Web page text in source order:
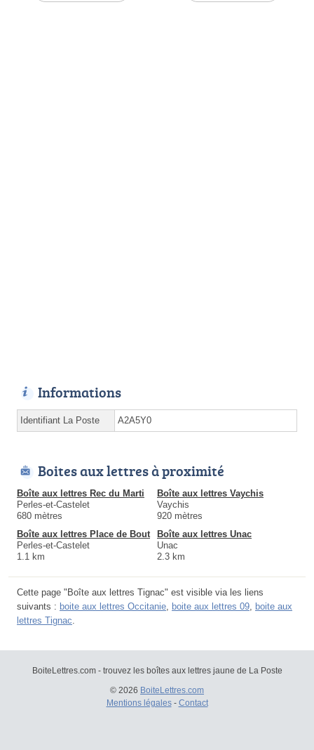
Informations
Identifiant La Poste A2A5Y0
Boites aux lettres à proximité
Boîte aux lettres Rec du Marti
Perles-et-Castelet
680 mètres
Boîte aux lettres Vaychis
Vaychis
920 mètres
Boîte aux lettres Place de Bout
Perles-et-Castelet
1.1 km
Boîte aux lettres Unac
Unac
2.3 km
Cette page "Boîte aux lettres Tignac" est visible via les liens
suivants : boite aux lettres Occitanie boite aux lettres 09 boite aux
lettres Tignac
BoiteLettres.com - trouvez les boîtes aux lettres jaune de La Poste
© 2026 BoiteLettres.com
Mentions légales- Contact